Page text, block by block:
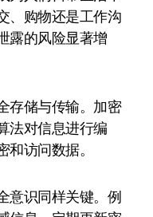
、购物还是工作沟
露的风险显著增
存储与传输。加密
法对信息进行编
访问数据。
意识同样关键。例